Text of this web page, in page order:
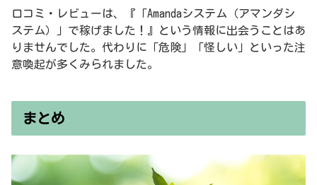
口コミ・レビューは、『「Amandaシステム（アマンダシ
ステム）」で稼げました！』という情報に出会うことはあ
りませんでした。代わりに「危険」「怪しい」といった注
意喚起が多くみられました。
まとめ